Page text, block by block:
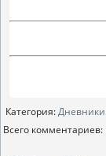
Категория:Дневники
Всего комментариев: